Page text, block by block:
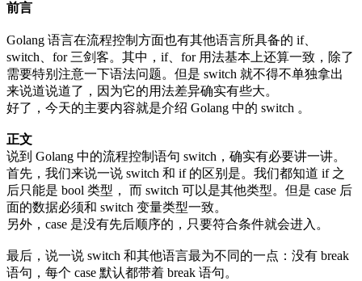
前言
Golang 语言在流程控制方面也有其他语言所具备的 if、
switch、for 三剑客。其中，if、for 用法基本上还算一致，除了
需要特别注意一下语法问题。但是 switch 就不得不单独拿出
来说道说道了，因为它的用法差异确实有些大。
好了，今天的主要内容就是介绍 Golang 中的 switch 。
正文
说到 Golang 中的流程控制语句 switch，确实有必要讲一讲。
首先，我们来说一说 switch 和 if 的区别是。我们都知道 if 之
后只能是 bool 类型， 而 switch 可以是其他类型。但是 case 后
面的数据必须和 switch 变量类型一致。
另外，case 是没有先后顺序的，只要符合条件就会进入。
最后，说一说 switch 和其他语言最为不同的一点：没有 break
语句，每个 case 默认都带着 break 语句。